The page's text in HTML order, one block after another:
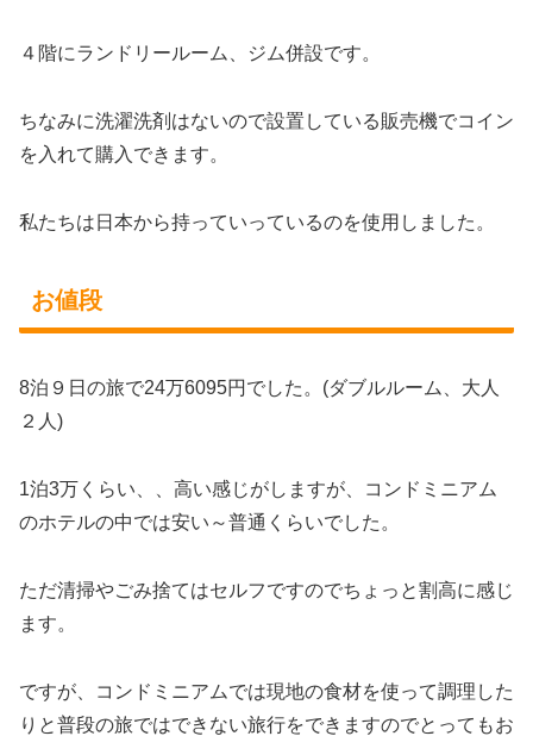
４階にランドリールーム、ジム併設です。
ちなみに洗濯洗剤はないので設置している販売機でコイン
を入れて購入できます。
私たちは日本から持っていっているのを使用しました。
お値段
8泊９日の旅で24万6095円でした。(ダブルルーム、大人
２人)
1泊3万くらい、、高い感じがしますが、コンドミニアム
のホテルの中では安い～普通くらいでした。
ただ清掃やごみ捨てはセルフですのでちょっと割高に感じ
ます。
ですが、コンドミニアムでは現地の食材を使って調理した
りと普段の旅ではできない旅行をできますのでとってもお